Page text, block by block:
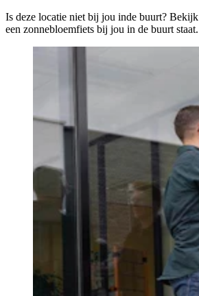
Is deze locatie niet bij jou inde buurt? Bekijk
een zonnebloemfiets bij jou in de buurt staat.